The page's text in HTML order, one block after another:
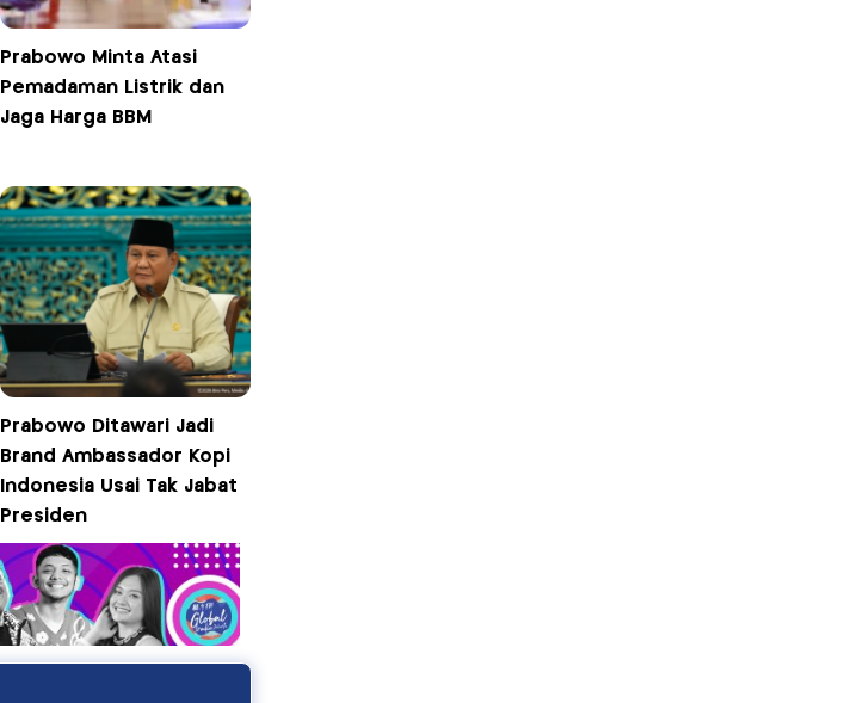
Prabowo Minta Atasi
Pemadaman Listrik dan
Jaga Harga BBM
Prabowo Ditawari Jadi
Brand Ambassador Kopi
Indonesia Usai Tak Jabat
Presiden